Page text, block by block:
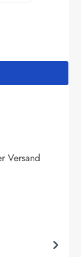
Versand